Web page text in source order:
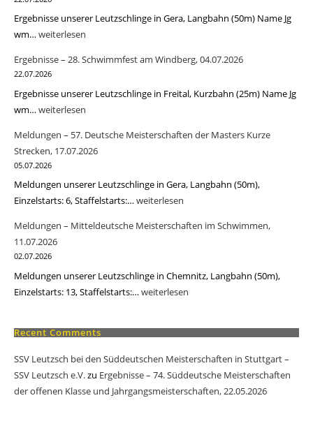
Schwimmen,
Ergebnisse unserer Leutzschlinge in Gera, Langbahn (50m) Name Jg
wm…Ergebnisse
57.
Deutsche
Meisterschaften
Masters
Kurze
17.07.2026
weiterlesen
Ergebnisse – 28. Schwimmfest am Windberg, 04.07.2026
22.07.2026
Ergebnisse unserer Leutzschlinge in Freital, Kurzbahn (25m) Name Jg
wm…Ergebnisse
28.
Schwimmfest
Windberg,
weiterlesen
Meldungen – 57. Deutsche Meisterschaften der Masters Kurze
Strecken, 17.07.2026
05.07.2026
Meldungen unserer Leutzschlinge in Gera, Langbahn (50m),
Einzelstarts: 6, Staffelstarts:…Meldungen
Meisterschaften
der
Strecken,
17.07.2026
weiterlesen
Meldungen – Mitteldeutsche Meisterschaften im Schwimmen,
11.07.2026
02.07.2026
Meldungen unserer Leutzschlinge in Chemnitz, Langbahn (50m),
Einzelstarts: 13, Staffelstarts:…Meldungen
Mitteldeutsche
im
Schwimmen,
11.07.2026
weiterlesen
Recent Comments
SSV Leutzsch bei den Süddeutschen Meisterschaften in Stuttgart –
SSV Leutzsch e.V.zu Ergebnisse – 74. Süddeutsche Meisterschaften
der offenen Klasse und Jahrgangsmeisterschaften, 22.05.2026